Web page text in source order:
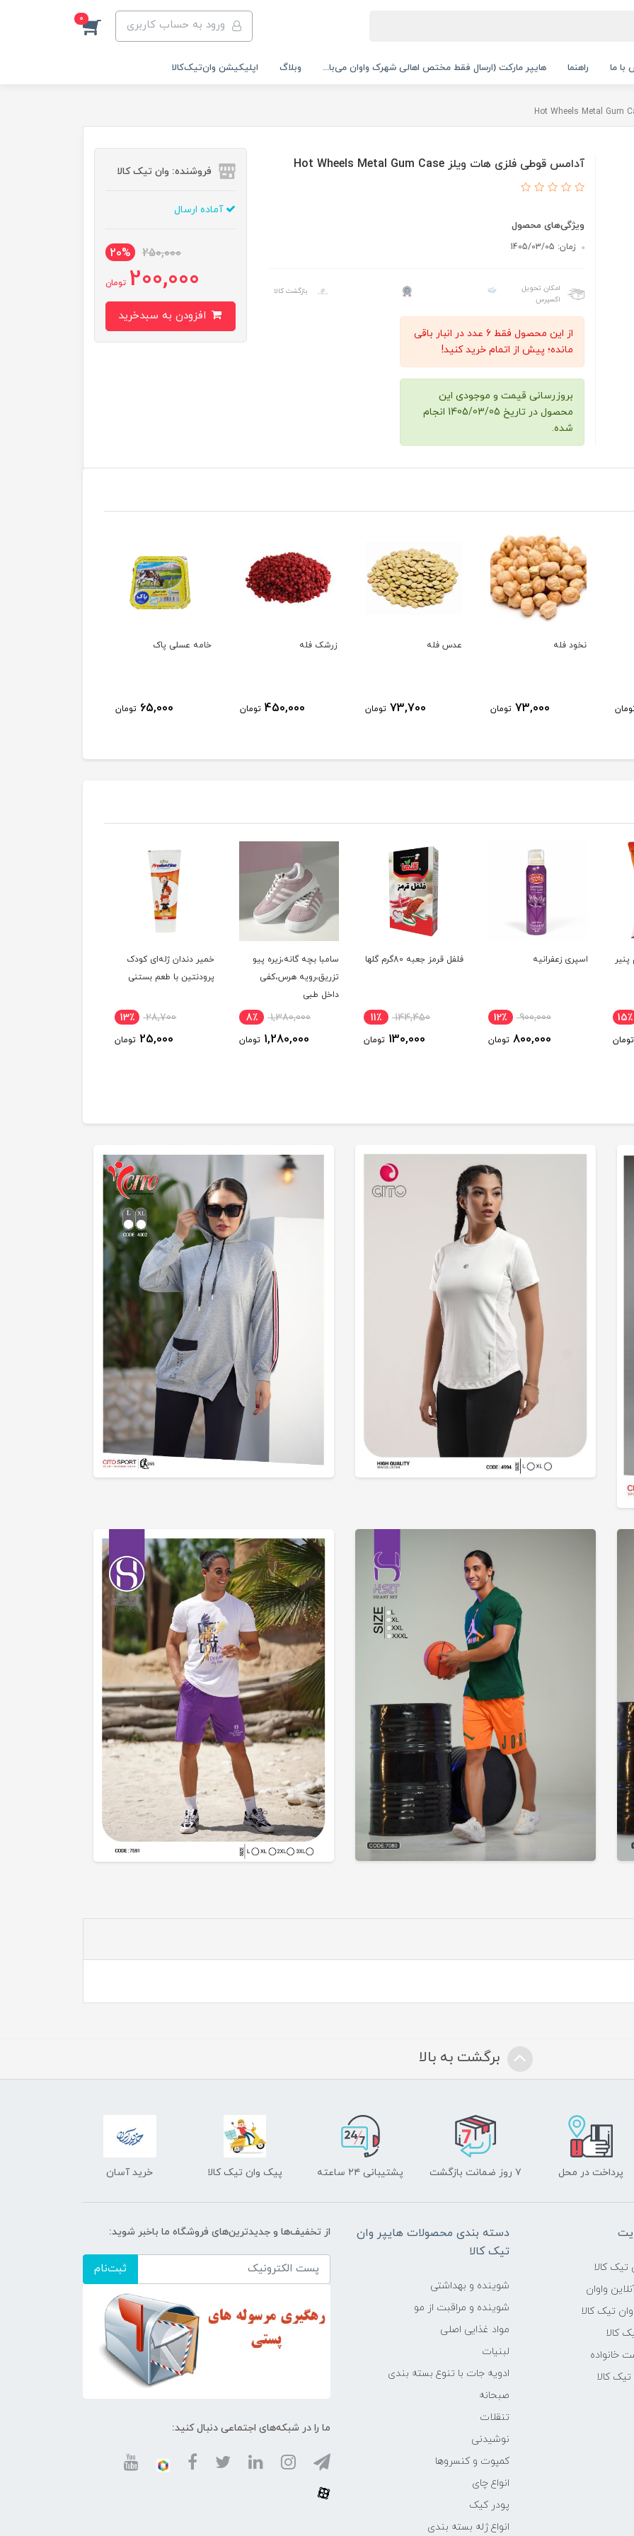
ورود به حساب کاربری 0
با ما راهنما هایپر مارکت (ارسال فقط مختص اهالی شهرک واوان می‌با... وبلاگ اپلیکیشن وان‌تیک‌کالا‌
آدامس قوطی فلزی هات ویلز Hot Wheels Metal Gum Case ‏
ویژگی‌های محصول
زمان: 1405/03/05
امکان تحویل
اکسپرس
بازگشت کالا
از این محصول فقط 6 عدد در انبار باقی
مانده؛ پیش از اتمام خرید کنید!
بروزرسانی قیمت و موجودی این
محصول در تاریخ 1405/03/05 انجام
شده.
فروشنده: وان تیک کالا
آماده ارسال
250,000
20%
200,000 تومان
نخود فله
73,000 تومان
عدس فله
73,700 تومان
زرشک فله
450,000 تومان
خامه عسلی پاک
65,000 تومان
15٪
تومان
اسپری زعفرانیه
900,000 12٪
800,000 تومان
فلفل قرمز جعبه 80گرم گلها
144,450 11٪
130,000 تومان
سامبا بچه گانه،زیره پیو
تزریق،رویه هرس،کفی
داخل طبی
1,380,000 8٪
1,280,000 تومان
خمیر دندان ژله‌ای کودک
پرودنتین با طعم بستنی
28,700 13٪
25,000 تومان
برگشت به بالا
پرداخت در محل ۷ روز ضمانت بازگشت پشتیبانی ۲۴ ساعته پیک وان تیک کالا خرید آسان
کالا
واوان
تیک کالا
کالا
خانواده
کالا
دسته بندی محصولات هایپر وان
تیک کالا
شوینده و بهداشتی
شوینده و مراقبت از مو
مواد غذایی اصلی
لبنیات
ادویه جات با تنوع بسته بندی
صبحانه
تنقلات
نوشیدنی
کمپوت و کنسروها
انواع چای
پودر کیک
انواع ژله بسته بندی
از تخفیف‌ها و جدیدترین‌های فروشگاه ما باخبر شوید:
ثبت‌نام
ما را در شبکه‌های اجتماعی دنبال کنید: